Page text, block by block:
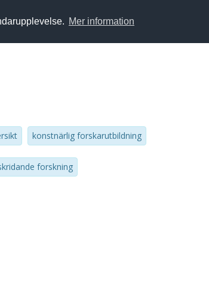
Mer information
konstnärlig forskarutbildning
forskning